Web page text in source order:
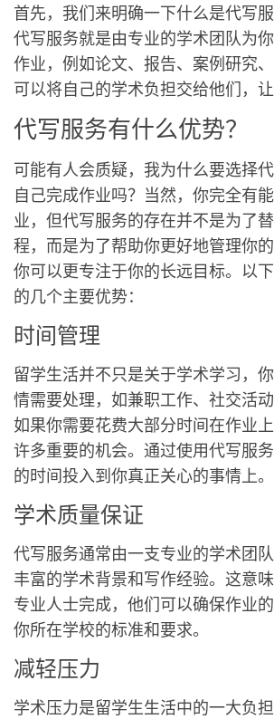
首先，我们来明确一下什么是代写服
代写服务就是由专业的学术团队为
作业，例如论文、报告、案例研究
可以将自己的学术负担交给他们，让
代写服务有什么优势？
可能有人会质疑，我为什么要选择
自己完成作业吗？当然，你完全有
业，但代写服务的存在并不是为了
程，而是为了帮助你更好地管理你
你可以更专注于你的长远目标。以
的几个主要优势：
时间管理
留学生活并不只是关于学术学习，
情需要处理，如兼职工作、社交活动
如果你需要花费大部分时间在作业
许多重要的机会。通过使用代写服
的时间投入到你真正关心的事情上。
学术质量保证
代写服务通常由一支专业的学术团
丰富的学术背景和写作经验。这意
专业人士完成，他们可以确保作业
你所在学校的标准和要求。
减轻压力
学术压力是留学生生活中的一大负